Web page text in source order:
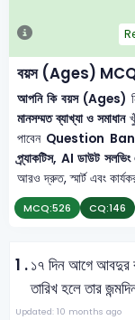
বয়স (Ages)
আপনি কি বয়স (Ages)
মানসম্মত ব্যাখ্যা ও সমাধান
পাবেন Question
প্র্যাকটিস, AI ডাউট সলভিং
আরও দ্রুত, স্মার্ট এবং
MCQ:526 CQ:146
1 .১৭ দিন আগে আবদুর
তারিখ হলে তার
Updated: 10 months ago